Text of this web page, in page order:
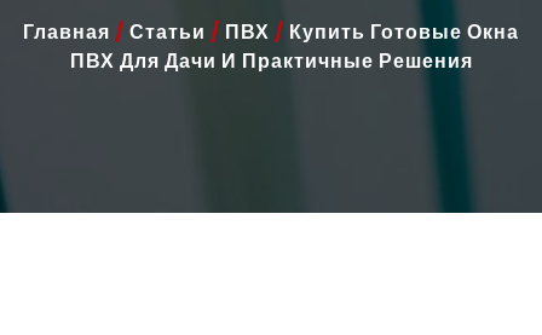
Главная / Статьи / ПВХ / Купить Готовые Окна
ПВХ Для Дачи И Практичные Решения